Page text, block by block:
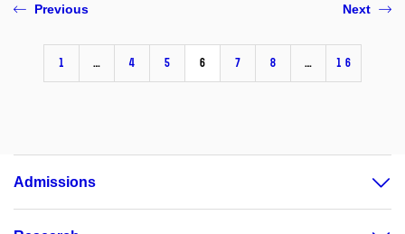
Previous
1 … 4 5 6 7 8 … 16
Next
Admissions